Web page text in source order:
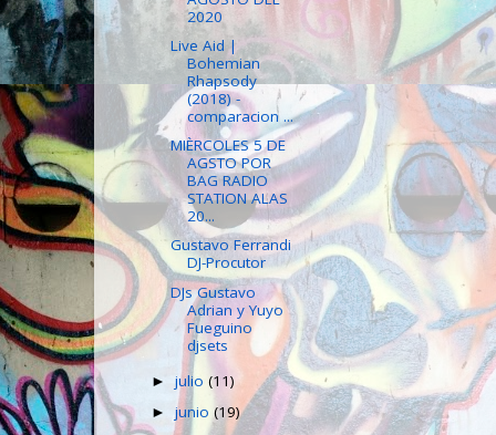
2020
Live Aid |
Bohemian
Rhapsody
(2018) -
comparacion ...
MIÈRCOLES 5 DE
AGSTO POR
BAG RADIO
STATION ALAS
20...
Gustavo Ferrandi
DJ-Procutor
DJs Gustavo
Adrian y Yuyo
Fueguino
djsets
►julio(11)
►junio(19)